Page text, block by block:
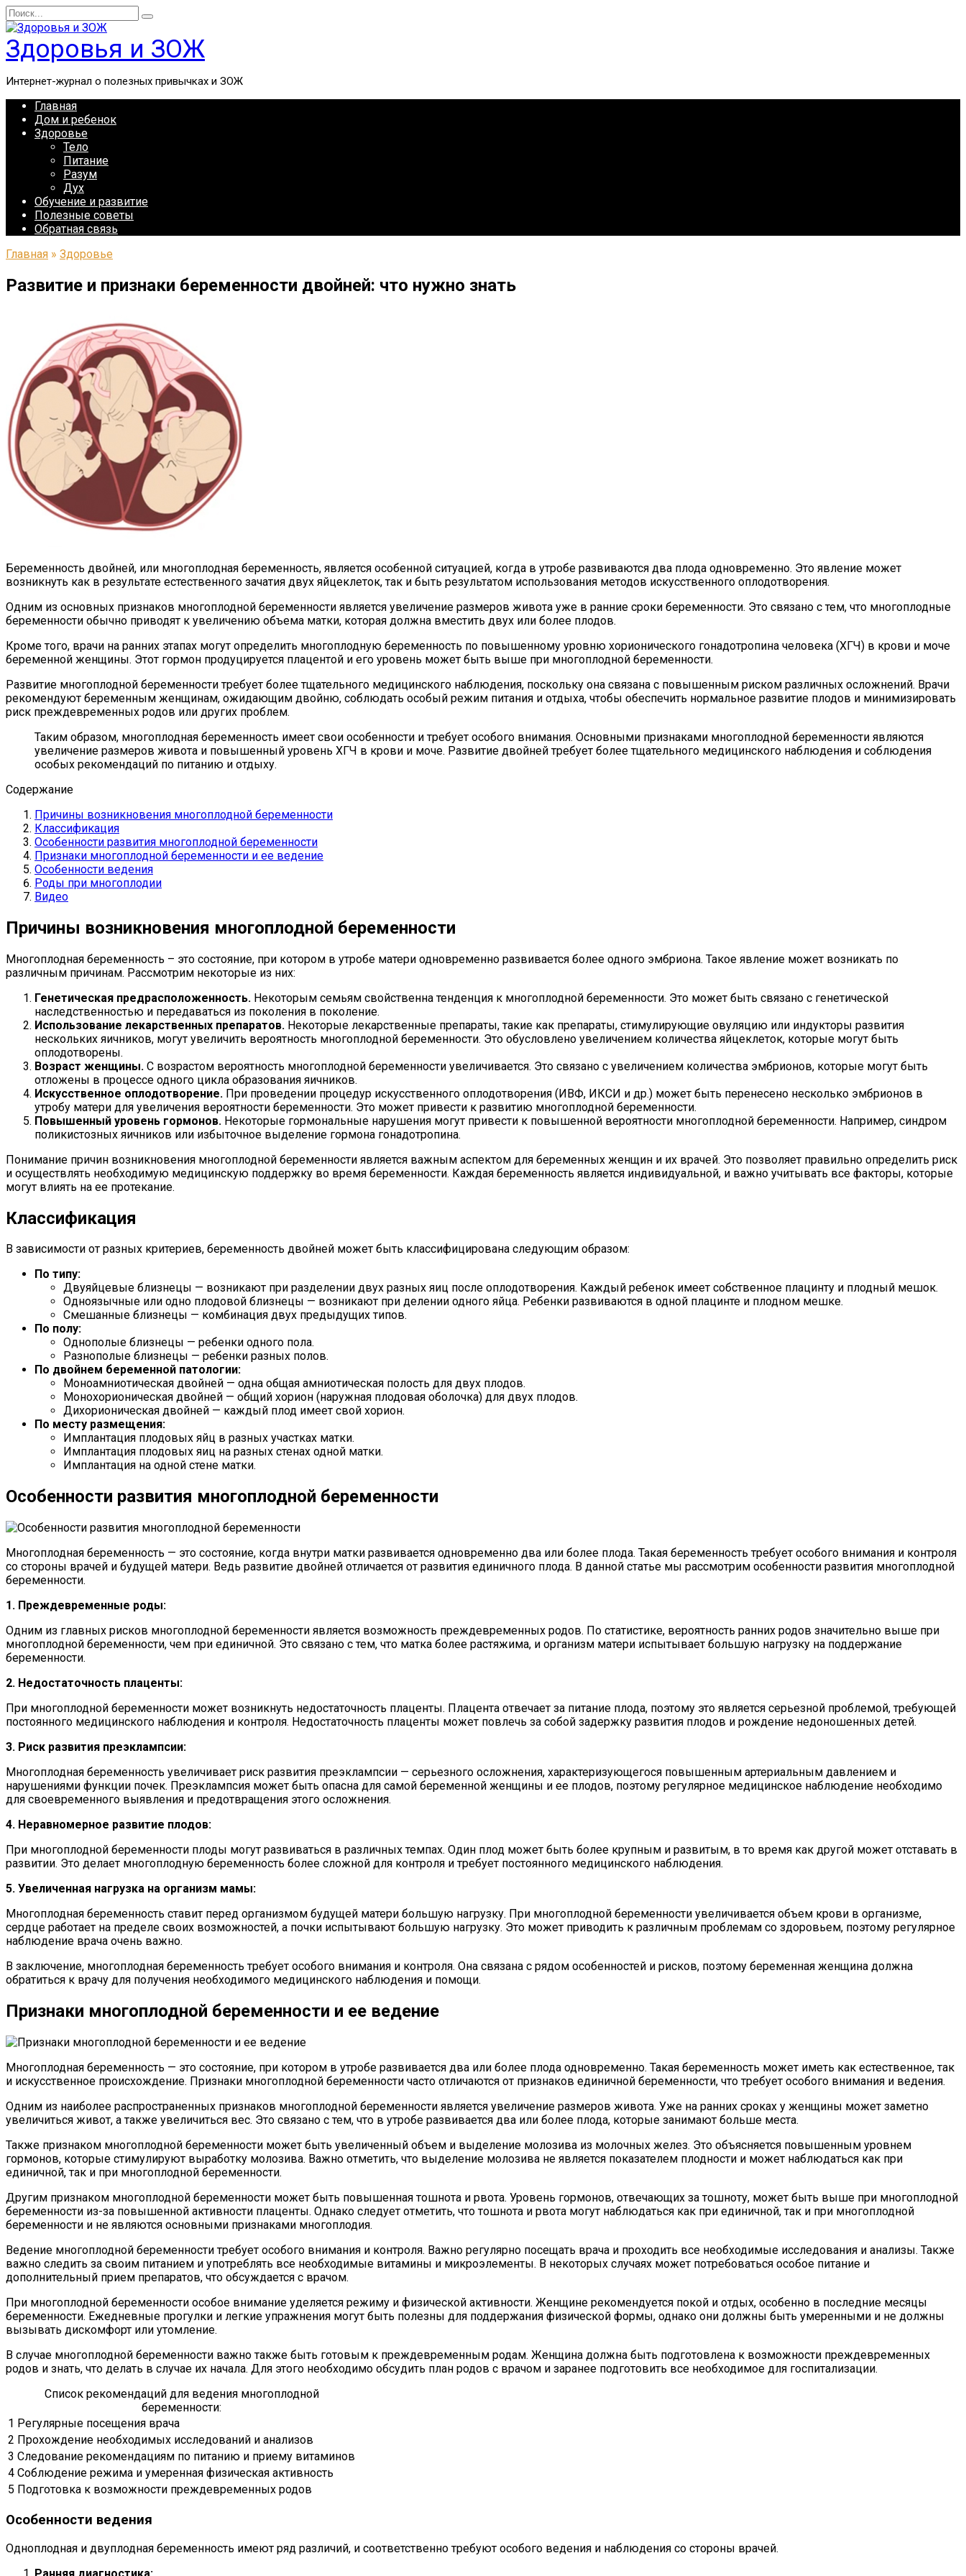
Перейти
к
содержанию
Search
for:
Здоровья и ЗОЖ
Интернет-журнал о полезных привычках и ЗОЖ
Главная
Дом и ребенок
Здоровье
Тело
Питание
Разум
Дух
Обучение и развитие
Полезные советы
Обратная связь
Главная » Здоровье
Развитие и признаки беременности двойней: что нужно знать
Беременность двойней, или многоплодная беременность, является особенной ситуацией, когда в утробе развиваются два плода одновременно. Это явление может
возникнуть как в результате естественного зачатия двух яйцеклеток, так и быть результатом использования методов искусственного оплодотворения.
Одним из основных признаков многоплодной беременности является увеличение размеров живота уже в ранние сроки беременности. Это связано с тем, что многоплодные
беременности обычно приводят к увеличению объема матки, которая должна вместить двух или более плодов.
Кроме того, врачи на ранних этапах могут определить многоплодную беременность по повышенному уровню хорионического гонадотропина человека (ХГЧ) в крови и моче
беременной женщины. Этот гормон продуцируется плацентой и его уровень может быть выше при многоплодной беременности.
Развитие многоплодной беременности требует более тщательного медицинского наблюдения, поскольку она связана с повышенным риском различных осложнений. Врачи
рекомендуют беременным женщинам, ожидающим двойню, соблюдать особый режим питания и отдыха, чтобы обеспечить нормальное развитие плодов и минимизировать
риск преждевременных родов или других проблем.
Таким образом, многоплодная беременность имеет свои особенности и требует особого внимания. Основными признаками многоплодной беременности являются
увеличение размеров живота и повышенный уровень ХГЧ в крови и моче. Развитие двойней требует более тщательного медицинского наблюдения и соблюдения
особых рекомендаций по питанию и отдыху.
Содержание
Причины возникновения многоплодной беременности
Классификация
Особенности развития многоплодной беременности
Признаки многоплодной беременности и ее ведение
Особенности ведения
Роды при многоплодии
Видео
Причины возникновения многоплодной беременности
Многоплодная беременность – это состояние, при котором в утробе матери одновременно развивается более одного эмбриона. Такое явление может возникать по
различным причинам. Рассмотрим некоторые из них:
Генетическая предрасположенность. Некоторым семьям свойственна тенденция к многоплодной беременности. Это может быть связано с генетической
наследственностью и передаваться из поколения в поколение.
Использование лекарственных препаратов. Некоторые лекарственные препараты, такие как препараты, стимулирующие овуляцию или индукторы развития
нескольких яичников, могут увеличить вероятность многоплодной беременности. Это обусловлено увеличением количества яйцеклеток, которые могут быть
оплодотворены.
Возраст женщины. С возрастом вероятность многоплодной беременности увеличивается. Это связано с увеличением количества эмбрионов, которые могут быть
отложены в процессе одного цикла образования яичников.
Искусственное оплодотворение. При проведении процедур искусственного оплодотворения (ИВФ, ИКСИ и др.) может быть перенесено несколько эмбрионов в
утробу матери для увеличения вероятности беременности. Это может привести к развитию многоплодной беременности.
Повышенный уровень гормонов. Некоторые гормональные нарушения могут привести к повышенной вероятности многоплодной беременности. Например, синдром
поликистозных яичников или избыточное выделение гормона гонадотропина.
Понимание причин возникновения многоплодной беременности является важным аспектом для беременных женщин и их врачей. Это позволяет правильно определить риск
и осуществлять необходимую медицинскую поддержку во время беременности. Каждая беременность является индивидуальной, и важно учитывать все факторы, которые
могут влиять на ее протекание.
Классификация
В зависимости от разных критериев, беременность двойней может быть классифицирована следующим образом:
По типу:
Двуяйцевые близнецы — возникают при разделении двух разных яиц после оплодотворения. Каждый ребенок имеет собственное плацинту и плодный мешок.
Одноязычные или одно плодовой близнецы — возникают при делении одного яйца. Ребенки развиваются в одной плацинте и плодном мешке.
Смешанные близнецы — комбинация двух предыдущих типов.
По полу:
Однополые близнецы — ребенки одного пола.
Разнополые близнецы — ребенки разных полов.
По двойнем беременной патологии:
Моноамниотическая двойней — одна общая амниотическая полость для двух плодов.
Монохорионическая двойней — общий хорион (наружная плодовая оболочка) для двух плодов.
Дихорионическая двойней — каждый плод имеет свой хорион.
По месту размещения:
Имплантация плодовых яйц в разных участках матки.
Имплантация плодовых яиц на разных стенах одной матки.
Имплантация на одной стене матки.
Особенности развития многоплодной беременности
Многоплодная беременность — это состояние, когда внутри матки развивается одновременно два или более плода. Такая беременность требует особого внимания и контроля
со стороны врачей и будущей матери. Ведь развитие двойней отличается от развития единичного плода. В данной статье мы рассмотрим особенности развития многоплодной
беременности.
1. Преждевременные роды:
Одним из главных рисков многоплодной беременности является возможность преждевременных родов. По статистике, вероятность ранних родов значительно выше при
многоплодной беременности, чем при единичной. Это связано с тем, что матка более растяжима, и организм матери испытывает большую нагрузку на поддержание
беременности.
2. Недостаточность плаценты:
При многоплодной беременности может возникнуть недостаточность плаценты. Плацента отвечает за питание плода, поэтому это является серьезной проблемой, требующей
постоянного медицинского наблюдения и контроля. Недостаточность плаценты может повлечь за собой задержку развития плодов и рождение недоношенных детей.
3. Риск развития преэклампсии:
Многоплодная беременность увеличивает риск развития преэклампсии — серьезного осложнения, характеризующегося повышенным артериальным давлением и
нарушениями функции почек. Преэклампсия может быть опасна для самой беременной женщины и ее плодов, поэтому регулярное медицинское наблюдение необходимо
для своевременного выявления и предотвращения этого осложнения.
4. Неравномерное развитие плодов:
При многоплодной беременности плоды могут развиваться в различных темпах. Один плод может быть более крупным и развитым, в то время как другой может отставать в
развитии. Это делает многоплодную беременность более сложной для контроля и требует постоянного медицинского наблюдения.
5. Увеличенная нагрузка на организм мамы:
Многоплодная беременность ставит перед организмом будущей матери большую нагрузку. При многоплодной беременности увеличивается объем крови в организме,
сердце работает на пределе своих возможностей, а почки испытывают большую нагрузку. Это может приводить к различным проблемам со здоровьем, поэтому регулярное
наблюдение врача очень важно.
В заключение, многоплодная беременность требует особого внимания и контроля. Она связана с рядом особенностей и рисков, поэтому беременная женщина должна
обратиться к врачу для получения необходимого медицинского наблюдения и помощи.
Признаки многоплодной беременности и ее ведение
Многоплодная беременность — это состояние, при котором в утробе развивается два или более плода одновременно. Такая беременность может иметь как естественное, так
и искусственное происхождение. Признаки многоплодной беременности часто отличаются от признаков единичной беременности, что требует особого внимания и ведения.
Одним из наиболее распространенных признаков многоплодной беременности является увеличение размеров живота. Уже на ранних сроках у женщины может заметно
увеличиться живот, а также увеличиться вес. Это связано с тем, что в утробе развивается два или более плода, которые занимают больше места.
Также признаком многоплодной беременности может быть увеличенный объем и выделение молозива из молочных желез. Это объясняется повышенным уровнем
гормонов, которые стимулируют выработку молозива. Важно отметить, что выделение молозива не является показателем плодности и может наблюдаться как при
единичной, так и при многоплодной беременности.
Другим признаком многоплодной беременности может быть повышенная тошнота и рвота. Уровень гормонов, отвечающих за тошноту, может быть выше при многоплодной
беременности из-за повышенной активности плаценты. Однако следует отметить, что тошнота и рвота могут наблюдаться как при единичной, так и при многоплодной
беременности и не являются основными признаками многоплодия.
Ведение многоплодной беременности требует особого внимания и контроля. Важно регулярно посещать врача и проходить все необходимые исследования и анализы. Также
важно следить за своим питанием и употреблять все необходимые витамины и микроэлементы. В некоторых случаях может потребоваться особое питание и
дополнительный прием препаратов, что обсуждается с врачом.
При многоплодной беременности особое внимание уделяется режиму и физической активности. Женщине рекомендуется покой и отдых, особенно в последние месяцы
беременности. Ежедневные прогулки и легкие упражнения могут быть полезны для поддержания физической формы, однако они должны быть умеренными и не должны
вызывать дискомфорт или утомление.
В случае многоплодной беременности важно также быть готовым к преждевременным родам. Женщина должна быть подготовлена к возможности преждевременных
родов и знать, что делать в случае их начала. Для этого необходимо обсудить план родов с врачом и заранее подготовить все необходимое для госпитализации.
Список рекомендаций для ведения многоплодной
беременности:
1 Регулярные посещения врача
2 Прохождение необходимых исследований и анализов
3 Следование рекомендациям по питанию и приему витаминов
4 Соблюдение режима и умеренная физическая активность
5 Подготовка к возможности преждевременных родов
Особенности ведения
Одноплодная и двуплодная беременность имеют ряд различий, и соответственно требуют особого ведения и наблюдения со стороны врачей.
Ранняя диагностика: